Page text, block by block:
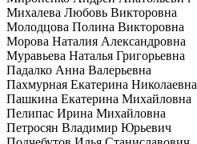
Михалева Любовь Викторовна
Молодцова Полина Викторовна
Морова Наталия Александровна
Муравьева Наталья Григорьевна
Падалко Анна Валерьевна
Пахмурная Екатерина Николаевна
Пашкина Екатерина Михайловна
Пелипас Ирина Михайловна
Петросян Владимир Юрьевич